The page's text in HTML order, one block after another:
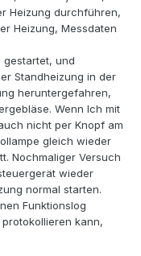
Heizung durchführen,
Heizung, Messdaten
gestartet, und
Standheizung in der
heruntergefahren,
Wenn Ich mit
nicht per Knopf am
gleich wieder
Nochmaliger Versuch
wieder
normal starten.
Funktionslog
kann,